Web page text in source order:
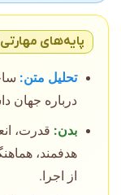
پایه‌های
تحلیل متن:
درباره جهان
بدن: قدرت،
هدفمند،
از اجرا.